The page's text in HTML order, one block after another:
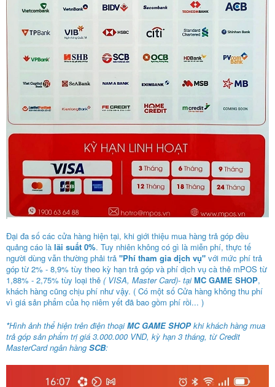
Đại đa số các cửa hàng hiện tại, khi giới thiệu mua hàng trả góp đều
quảng cáo là lãi suất 0%. Tuy nhiên không có gì là miễn phí, thực tế
người dùng vẫn thường phải trả "Phí tham gia dịch vụ" với mức phí trả
góp từ 2% - 8,9% tùy theo kỳ hạn trả góp và phí dịch vụ cà thẻ mPOS từ
1,88% - 2,75% tùy loại thẻ ( VISA, Master Card)- tạiMC GAME SHOP,
khách hàng cũng chịu phí như vậy. ( Có một số Cửa hàng không thu phí
vì giá sản phẩm của họ niêm yết đã bao gồm phí rồi... )
*Hình ảnh thể hiện trên điện thoạiMC GAME SHOPkhi khách hàng mua
trả góp sản phẩm trị giá 3.000.000 VND, kỳ hạn 3 tháng, từ Credit
MasterCard ngân hàng SCB: